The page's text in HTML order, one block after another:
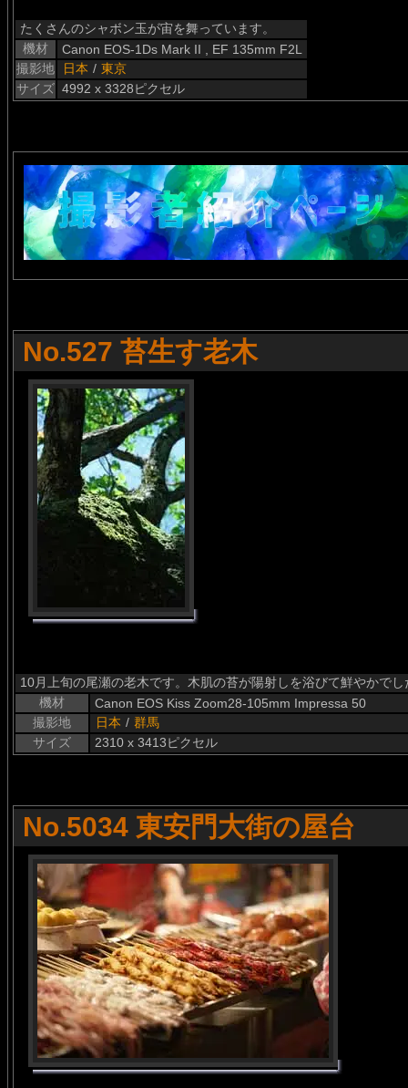
たくさんのシャボン玉が宙を舞っています。
機材
Canon EOS-1Ds Mark II , EF 135mm F2L
撮影地
日本 / 東京
サイズ 4992 x 3328ピクセル
No.527 苔生す老木
10月上旬の尾瀬の老木です。木肌の苔が陽射しを浴びて鮮やかで
機材
Canon EOS Kiss Zoom28-105mm Impressa 50
撮影地
日本 / 群馬
サイズ
2310 x 3413ピクセル
No.5034 東安門大街の屋台